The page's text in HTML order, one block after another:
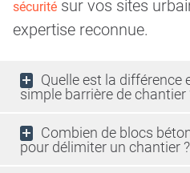
sécurité sur vos sites
expertise reconnue.
Quelle est la différence
simple barrière de chantier
Combien de blocs
pour délimiter un chantier ?